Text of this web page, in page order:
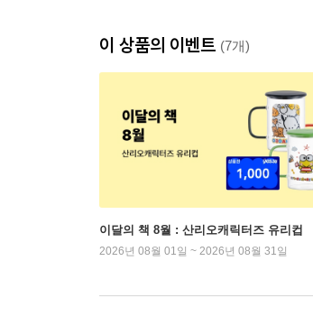
이 상품의 이벤트 (7개)
이달의 책 8월 : 산리오캐릭터즈 유리컵
2026년 08월 01일 ~ 2026년 08월 31일